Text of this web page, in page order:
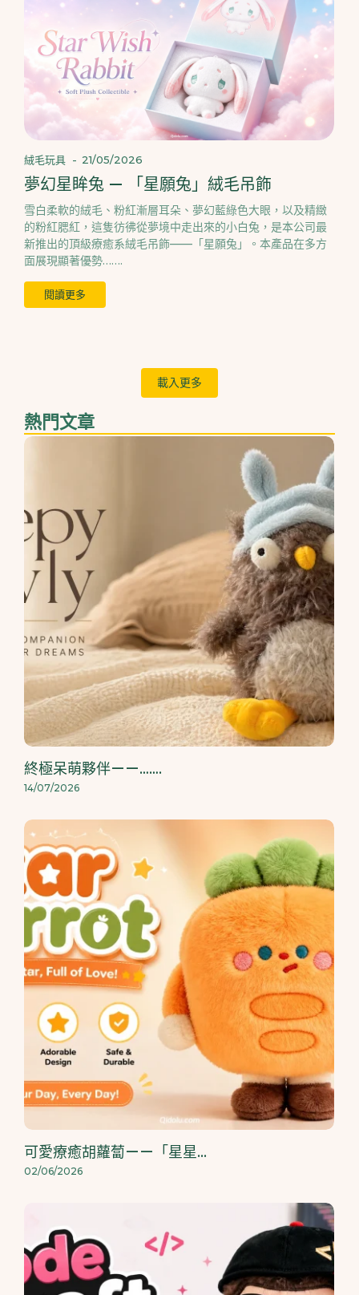
絨毛玩具 - 21/05/2026
夢幻星眸兔 — 「星願兔」絨毛吊飾
雪白柔軟的絨毛、粉紅漸層耳朵、夢幻藍綠色大眼，以及精緻
的粉紅腮紅，這隻彷彿從夢境中走出來的小白兔，是本公司最
新推出的頂級療癒系絨毛吊飾——「星願兔」。本產品在多方
面展現顯著優勢…….
閱讀更多
載入更多
熱門文章
終極呆萌夥伴——…….
14/07/2026
可愛療癒胡蘿蔔——「星星...
02/06/2026